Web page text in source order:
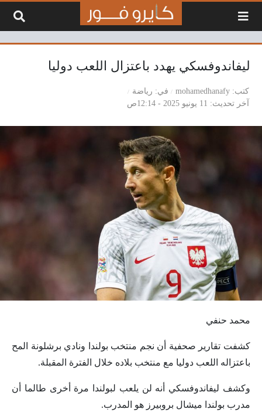
ليفاندوفسكي يهدد باعتزال اللعب دوليا
كتب mohamedhanafy في
رياضة
آخر تحديث
11 يونيو 2025 - 12:14ص
محمد حنفي
كشفت تقارير صحفية أن نجم منتخب بولندا ونادي برشلونة المح
باعتزاله اللعب دوليا مع منتخب بلاده خلال الفترة المقبلة.
وكشف ليفاندوفسكي أنه لن يلعب لبولندا مرة أخرى طالما أن
مدرب بولندا ميشال بروبيرز هو المدرب.